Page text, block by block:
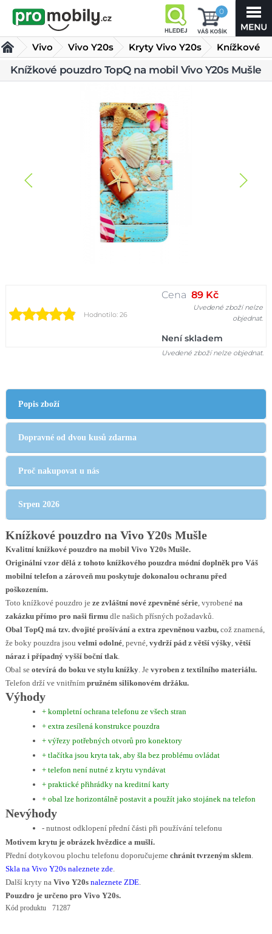
0
Vivo Vivo Y20s Kryty Vivo Y20s
Knížkové
pouzdro
Knížkové pouzdro TopQ na mobil Vivo Y20s Mušle
Hodnotilo: 26
Cena 89 Kč
Uvedené zboží nelze
objednat.
Není skladem
Uvedené zboží nelze objednat.
Popis zboží
Dopravné od dvou kusů zdarma
Proč nakupovat u nás
Srpen 2026
Knížkové pouzdro na Vivo Y20s Mušle
Kvalitní knížkové pouzdro na mobil Vivo Y20s Mušle.
Originální vzor dělá z tohoto knížkového pouzdra módní doplněk pro Váš
mobilní telefon a zároveň mu poskytuje dokonalou ochranu před
poškozením.
Toto knížkové pouzdro je ze zvláštní nové zpevněné série, vyrobené na
zakázku přímo pro naši firmudle našich přísných požadavků.
Obal TopQ má tzv. dvojité prošívání a extra zpevněnou vazbu,což znamená,
že boky pouzdra jsou velmi odolné, pevné, vydrží pád z větší výšky, větší
náraz i případný vyšší boční tlak.
Obal se otevírá do boku ve stylu knížky. Je vyroben z textilního materiálu.
Telefon drží ve vnitřním pružném silikonovém držáku.
Výhody
+ kompletní ochrana telefonu ze všech stran
+ extra zesílená konstrukce pouzdra
+ výřezy potřebných otvorů pro konektory
+ tlačítka jsou kryta tak, aby šla bez problému ovládat
+ telefon není nutné z krytu vyndávat
+ praktické přihrádky na kreditní karty
+ obal lze horizontálně postavit a použít jako stojánek na telefon
Nevýhody
- nutnost odklopení přední části při používání telefonu
Motivem krytu je obrázek hvězdice a mušlí.
Přední dotykovou plochu telefonu doporučujeme chránit tvrzeným sklem
Skla na Vivo Y20s naleznete zde.
Další kryty na Vivo Y20s naleznete ZDE.
Pouzdro je určeno pro Vivo Y20s.
Kód produktu 71287